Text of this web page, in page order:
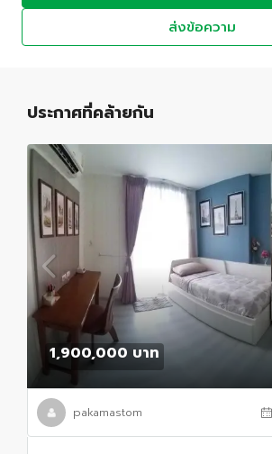
ส่งข้อความ
ประกาศที่คล้ายกัน
1,900,000 บาท
pakamastom